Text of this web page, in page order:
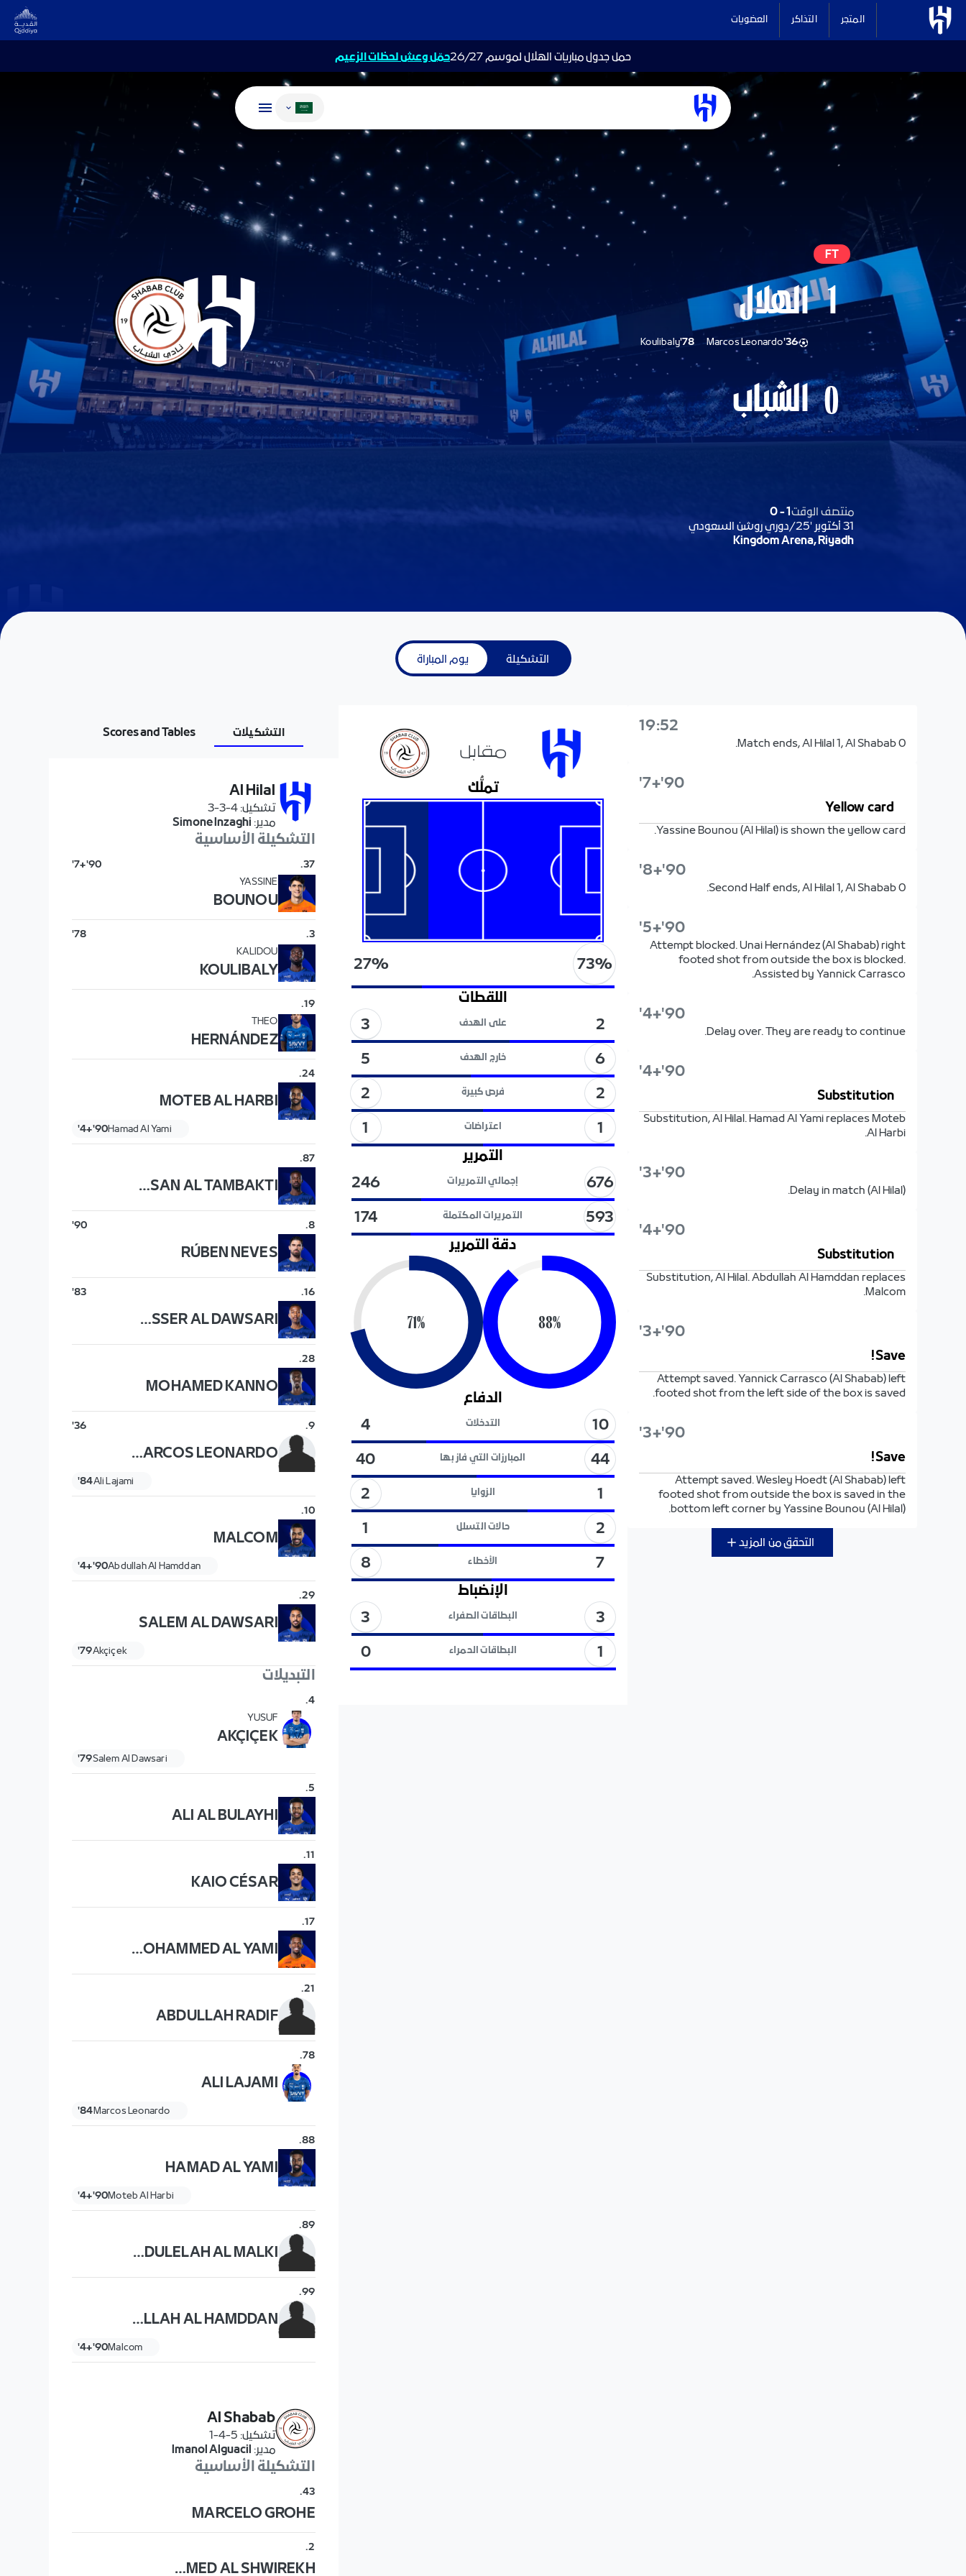
المتجر التذاكر العضويات
حمل جدول مباريات الهلال لموسم 26/27 حمّل وعش لحظات الزعيم
تغيير اللغة
الهلال
Marcos Leonardo 36'
Koulibaly78'
الشباب
FT
1
0
منتصف الوقت1
-
0
31 أكتوبر '25
/دوري روشن السعودي
Kingdom Arena, Riyadh
التشكيلة يوم المباراة
19:52
Match ends, Al Hilal 1, Al Shabab 0.
90'+7'
Yellow card
Yassine Bounou (Al Hilal) is shown the yellow card.
90'+8'
Second Half ends, Al Hilal 1, Al Shabab 0.
90'+5'
Attempt blocked. Unai Hernández (Al Shabab) right
footed shot from outside the box is blocked.
Assisted by Yannick Carrasco.
90'+4'
Delay over. They are ready to continue.
90'+4'
Substitution
Substitution, Al Hilal. Hamad Al Yami replaces Moteb
Al Harbi.
90'+3'
Delay in match (Al Hilal).
90'+4'
Substitution
Substitution, Al Hilal. Abdullah Al Hamddan replaces
Malcom.
90'+3'
Save!
Attempt saved. Yannick Carrasco (Al Shabab) left
footed shot from the left side of the box is saved.
90'+3'
Save!
Attempt saved. Wesley Hoedt (Al Shabab) left
footed shot from outside the box is saved in the
bottom left corner by Yassine Bounou (Al Hilal).
التحقق من المزيد
مقابل
تملُّك
73%
27%
اللقطات
2
على الهدف
3
6
خارج الهدف
5
2
فرص كبيرة
2
1
اعتراضات
1
التمرير
676
إجمالي التمريرات
246
593
التمريرات المكتملة
174
دقة التمرير
88%
71%
الدفاع
10
التدخلات
4
44
المبارزات التي فاز بها
40
1
الزوايا
2
2
حالات التسلل
1
7
الأخطاء
8
الإنضباط
3
البطاقات الصفراء
3
1
البطاقات الحمراء 0
التشكيلات Scores and Tables
Al Hilal
تشكيل:
4-3-3
مدير:
Simone Inzaghi
التشكيلة الأساسية
37
.
90'+7'
YASSINE
BOUNOU
3
.
78'
KALIDOU
KOULIBALY
19
.
THEO
HERNÁNDEZ
24
.
MOTEB AL HARBI
Hamad Al Yami
90'+4'
87
.
HASSAN AL TAMBAKTI
8
.
90'
RÚBEN NEVES
16
.
83'
NASSER AL DAWSARI
28
.
MOHAMED KANNO
9
.
36'
MARCOS LEONARDO
Ali Lajami
84'
10
.
MALCOM
Abdullah Al Hamddan
90'+4'
29
.
SALEM AL DAWSARI
Akçiçek
79'
التبديلات
4
.
YUSUF
AKÇIÇEK
Salem Al Dawsari
79'
5
.
ALI AL BULAYHI
11
.
KAIO CÉSAR
17
.
MOHAMMED AL YAMI
21
.
ABDULLAH RADIF
78
.
ALI LAJAMI
Marcos Leonardo
84'
88
.
HAMAD AL YAMI
Moteb Al Harbi
90'+4'
89
.
ABDULELAH AL MALKI
99
.
ABDULLAH AL HAMDDAN
Malcom
90'+4'
Al Shabab
تشكيل:
5-4-1
مدير:
Imanol Alguacil
التشكيلة الأساسية
43
.
MARCELO GROHE
2
.
MOHAMMED AL SHWIREKH